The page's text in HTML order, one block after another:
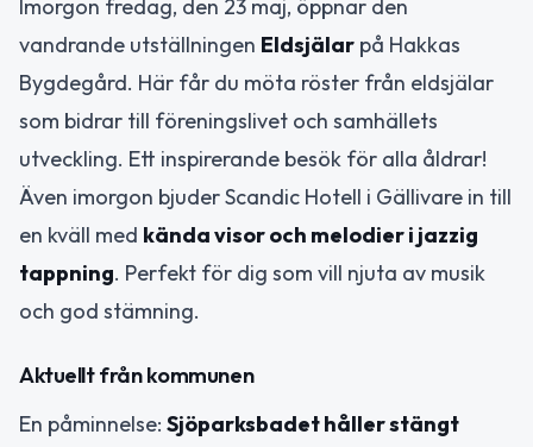
Imorgon fredag, den 23 maj, öppnar den
vandrande utställningen Eldsjälar på Hakkas
Bygdegård. Här får du möta röster från eldsjälar
som bidrar till föreningslivet och samhällets
utveckling. Ett inspirerande besök för alla åldrar!
Även imorgon bjuder Scandic Hotell i Gällivare in till
en kväll med kända visor och melodier i jazzig
tappning. Perfekt för dig som vill njuta av musik
och god stämning.
Aktuellt från kommunen
En påminnelse: Sjöparksbadet håller stängt